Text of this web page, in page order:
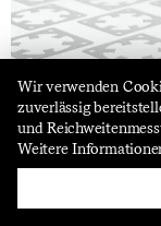
Wir verwenden
zuverlässig
und
Weitere